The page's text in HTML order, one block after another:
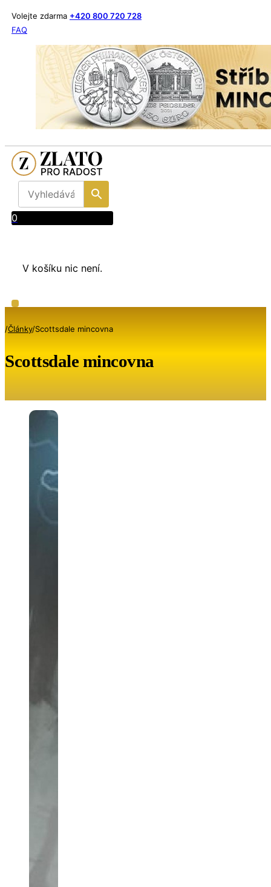
Volejte zdarma +420 800 720 728
FAQ
0
V košíku nic není.
/Články/Scottsdale mincovna
Scottsdale mincovna